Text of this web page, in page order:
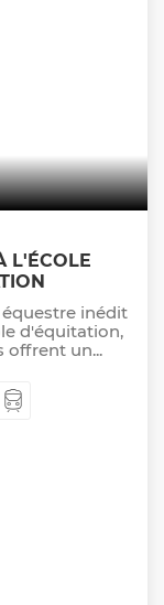
L'ÉCOLE
inédit
d'équitation,
offrent un...